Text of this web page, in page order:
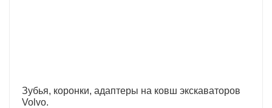
Зубья, коронки, адаптеры на ковш экскаваторов
Volvo.